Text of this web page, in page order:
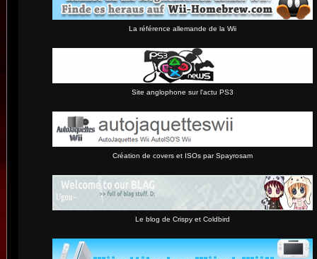
La référence allemande de la Wii
Site anglophone sur l'actu PS3
Création de covers et ISOs par Spayrosam
Le blog de Crispy et Coldbird